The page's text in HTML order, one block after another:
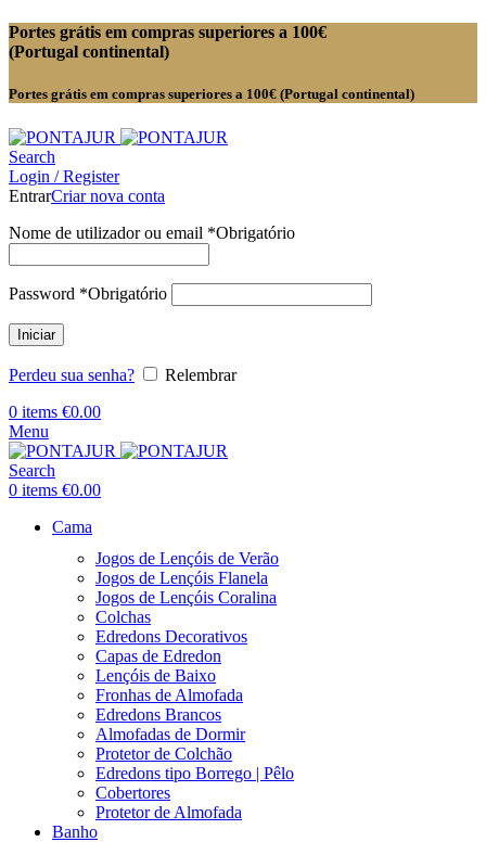
Portes grátis em compras superiores a 100€
(Portugal continental)
Portes grátis em compras superiores a 100€ (Portugal continental)
Search
Login / Register
EntrarCriar nova conta
Nome de utilizador ou email *Obrigatório
Password *Obrigatório
Iniciar
Perdeu sua senha?
Relembrar
0 items €0.00
Menu
Search
0 items €0.00
Cama
Jogos de Lençóis de Verão
Jogos de Lençóis Flanela
Jogos de Lençóis Coralina
Colchas
Edredons Decorativos
Capas de Edredon
Lençóis de Baixo
Fronhas de Almofada
Edredons Brancos
Almofadas de Dormir
Protetor de Colchão
Edredons tipo Borrego | Pêlo
Cobertores
Protetor de Almofada
Banho